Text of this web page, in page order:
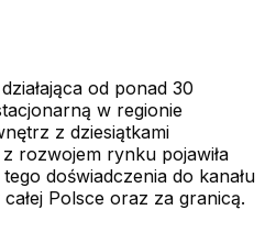
od ponad 30
w regionie
z dziesiątkami
rozwojem rynku pojawiła
doświadczenia do kanału
Polsce oraz za granicą.